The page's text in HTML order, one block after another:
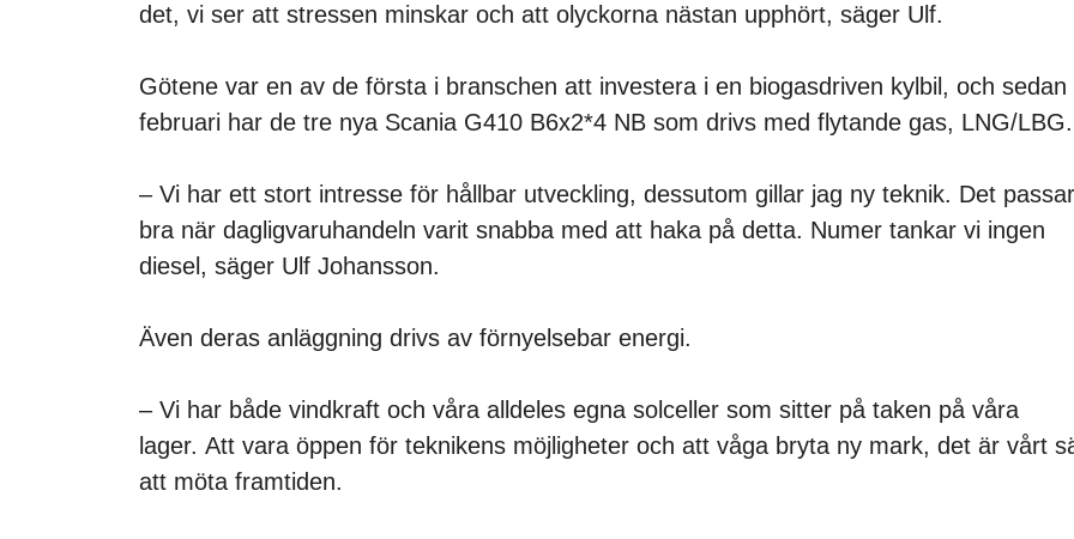
det, vi ser att stressen minskar och att olyckorna nästan upphört, säger Ulf.
Götene var en av de första i branschen att investera i en biogasdriven kylbil, och sedan
februari har de tre nya Scania G410 B6x2*4 NB som drivs med flytande gas, LNG/LBG.
– Vi har ett stort intresse för hållbar utveckling, dessutom gillar jag ny teknik. Det passar
bra när dagligvaruhandeln varit snabba med att haka på detta. Numer tankar vi ingen
diesel, säger Ulf Johansson.
Även deras anläggning drivs av förnyelsebar energi.
– Vi har både vindkraft och våra alldeles egna solceller som sitter på taken på våra
lager. Att vara öppen för teknikens möjligheter och att våga bryta ny mark, det är vårt
att möta framtiden.